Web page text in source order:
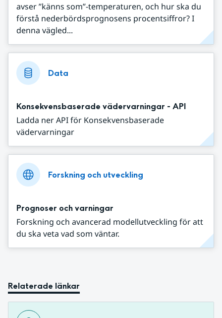
avser ”känns som”-temperaturen, och hur ska du
förstå nederbördsprognosens procentsiffror? I
denna vägled...
Data
Konsekvensbaserade vädervarningar - API
Ladda ner API för Konsekvensbaserade
vädervarningar
Forskning och utveckling
Prognoser och varningar
Forskning och avancerad modellutveckling för att
du ska veta vad som väntar.
Relaterade länkar